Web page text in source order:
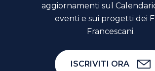
aggiornamenti sul
eventi e sui progetti dei
Francescani.
ISCRIVITI ORA